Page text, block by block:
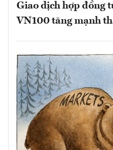
Giao dịch hợp đồng
VN100 tăng mạnh